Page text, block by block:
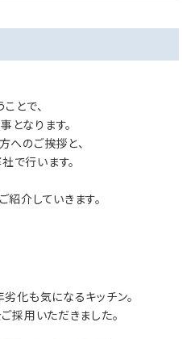
とで、
なります。
へのご挨拶と、
で行います。
紹介していきます。
化も気になるキッチン。
採用いただきました。